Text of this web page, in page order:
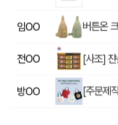
임OO
전OO
방OO